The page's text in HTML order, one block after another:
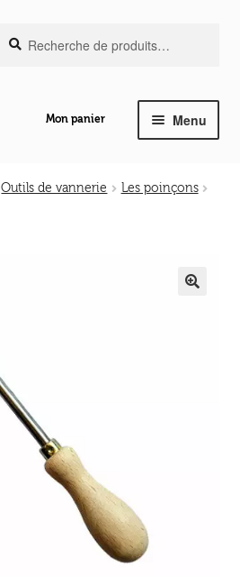
pour :
Mon panier Menu
le
enfant
Ouvrir
Outils de vannerie
Les poinçons